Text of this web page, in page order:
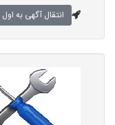
انتقال آگهی به